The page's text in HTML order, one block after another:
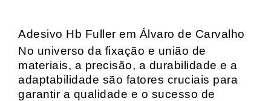
Adesivo Hb Fuller em Álvaro de Carvalho
No universo da fixação e união de
materiais, a precisão, a durabilidade e a
adaptabilidade são fatores cruciais para
garantir a qualidade e o sucesso de